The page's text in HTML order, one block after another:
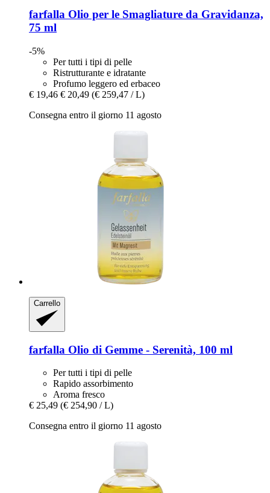
farfalla Olio per le Smagliature da Gravidanza,
75 ml
-5%
Per tutti i tipi di pelle
Ristrutturante e idratante
Profumo leggero ed erbaceo
€ 19,46 € 20,49 (€ 259,47 / L)
Consegna entro il giorno 11 agosto
Carrello
farfalla Olio di Gemme -​ Serenità, 100 ml
Per tutti i tipi di pelle
Rapido assorbimento
Aroma fresco
€ 25,49 (€ 254,90 / L)
Consegna entro il giorno 11 agosto